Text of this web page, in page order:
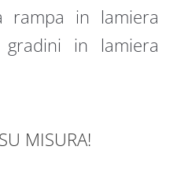
rampa in lamiera
in lamiera
MISURA!